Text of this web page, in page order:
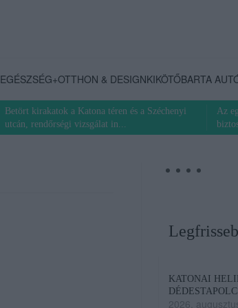
EGÉSZSÉG+OTTHON & DESIGNKIKÖTŐBARTA
Betört kirakatok a Katona téren és a Széchenyi
utcán, rendőrségi vizsgálat in...
Az
KATONAI
2026.